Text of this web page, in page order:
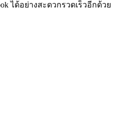
ได้อย่างสะดวกรวดเร็วอีกด้วย